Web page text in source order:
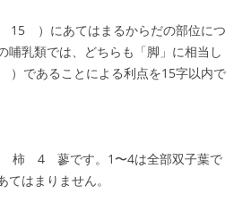
）にあてはまるからだの部位につ
哺乳類では、どちらも「脚」に相当し
であることによる利点を15字以内で
4 蓼です。1〜4は全部双子葉で
はまりません。